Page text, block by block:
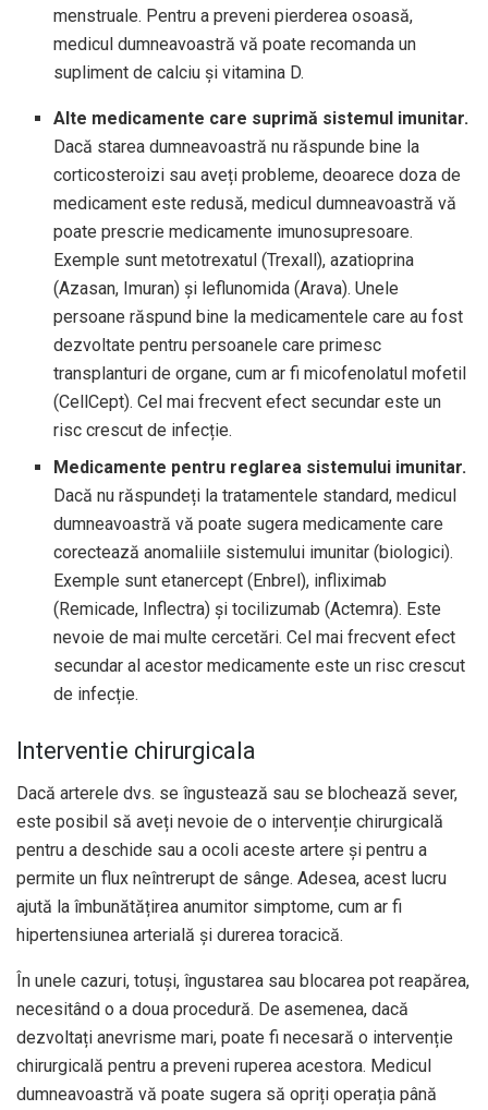
menstruale. Pentru a preveni pierderea osoasă,
medicul dumneavoastră vă poate recomanda un
supliment de calciu și vitamina D.
Alte medicamente care suprimă sistemul imunitar.
Dacă starea dumneavoastră nu răspunde bine la
corticosteroizi sau aveți probleme, deoarece doza de
medicament este redusă, medicul dumneavoastră vă
poate prescrie medicamente imunosupresoare.
Exemple sunt metotrexatul (Trexall), azatioprina
(Azasan, Imuran) și leflunomida (Arava). Unele
persoane răspund bine la medicamentele care au fost
dezvoltate pentru persoanele care primesc
transplanturi de organe, cum ar fi micofenolatul mofetil
(CellCept). Cel mai frecvent efect secundar este un
risc crescut de infecție.
Medicamente pentru reglarea sistemului imunitar.
Dacă nu răspundeți la tratamentele standard, medicul
dumneavoastră vă poate sugera medicamente care
corectează anomaliile sistemului imunitar (biologici).
Exemple sunt etanercept (Enbrel), infliximab
(Remicade, Inflectra) și tocilizumab (Actemra). Este
nevoie de mai multe cercetări. Cel mai frecvent efect
secundar al acestor medicamente este un risc crescut
de infecție.
Interventie chirurgicala
Dacă arterele dvs. se îngustează sau se blochează sever,
este posibil să aveți nevoie de o intervenție chirurgicală
pentru a deschide sau a ocoli aceste artere și pentru a
permite un flux neîntrerupt de sânge. Adesea, acest lucru
ajută la îmbunătățirea anumitor simptome, cum ar fi
hipertensiunea arterială și durerea toracică.
În unele cazuri, totuși, îngustarea sau blocarea pot reapărea,
necesitând o a doua procedură. De asemenea, dacă
dezvoltați anevrisme mari, poate fi necesară o intervenție
chirurgicală pentru a preveni ruperea acestora. Medicul
dumneavoastră vă poate sugera să opriți operația până